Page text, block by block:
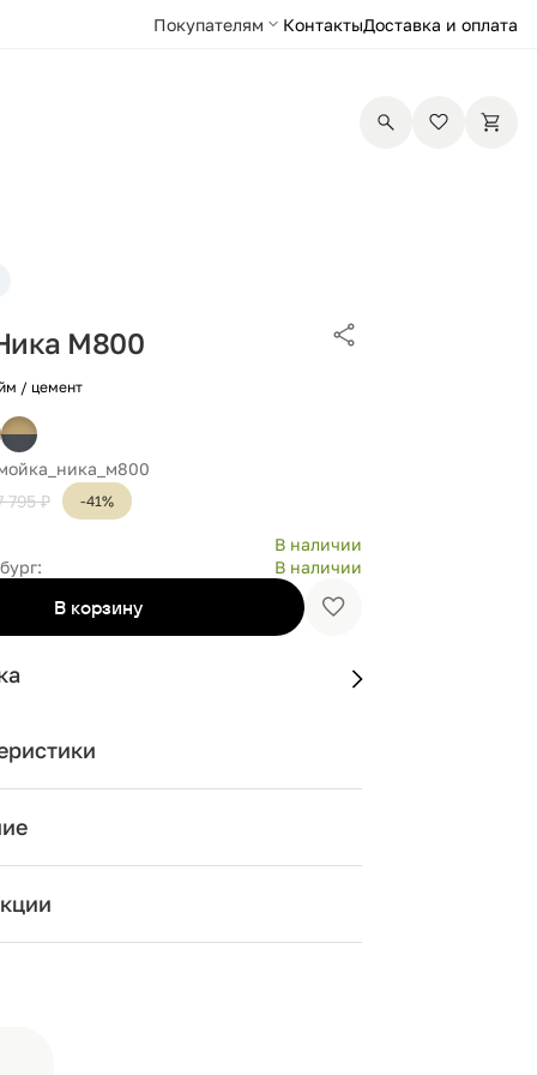
Покупателям КонтактыДоставка и оплата
М800
/ цемент
795 ₽ -41%
В наличии
В наличии
В корзину
Добавить
избранное